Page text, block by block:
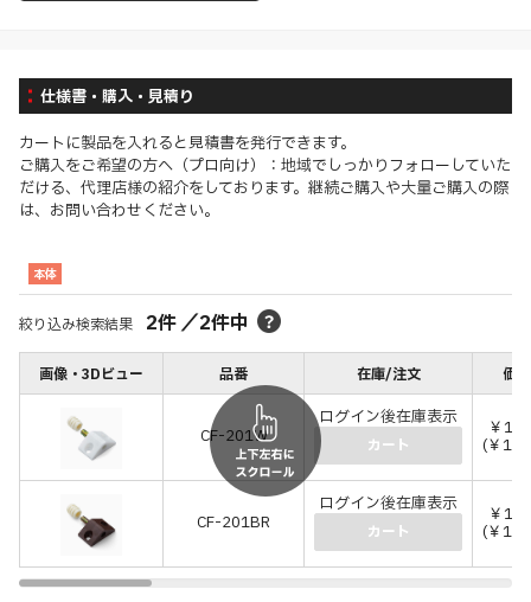
仕様書・購入・見積り
カートに製品を入れると見積書を発行できます。
ご購入をご希望の方へ（プロ向け）：地域でしっかりフォローしていた
だける、代理店様の紹介をしております。継続ご購入や大量ご購入の際
は、お問い合わせください。
本体
絞り込み検索結果 2件／2件中
画像・3Dビュー 品番 在庫/注文 価
CF-201W
ログイン後在庫表示
カート
￥
(￥
CF-201BR
ログイン後在庫表示
カート
￥
(￥